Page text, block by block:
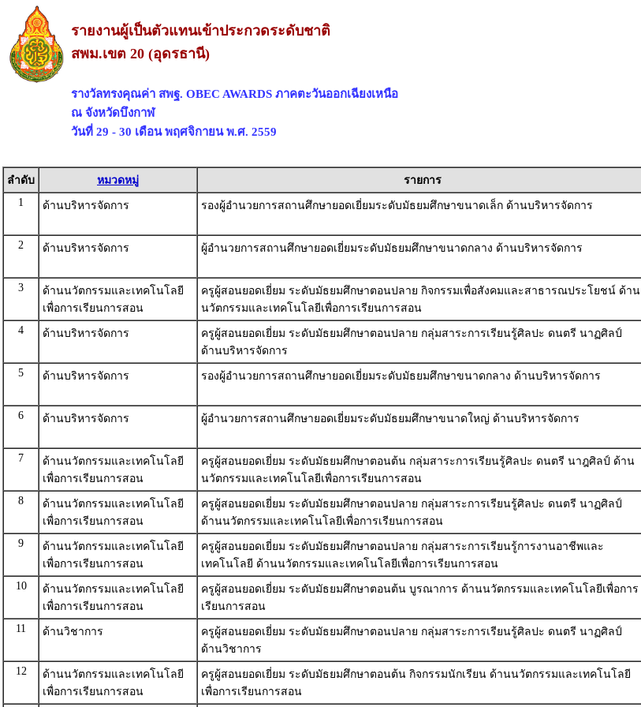
รายงานผู้เป็นตัวแทนเข้าประกวดระดับชาติ
สพม.เขต 20 (อุดรธานี)
รางวัลทรงคุณค่า สพฐ. OBEC AWARDS ภาคตะวันออกเฉียงเหนือ
ณ จังหวัดบึงกาฬ
วันที่ 29 - 30 เดือน พฤศจิกายน พ.ศ. 2559
ลำดับ หมวดหมู่ รายการ
1
ด้านบริหารจัดการ รองผู้อำนวยการสถานศึกษายอดเยี่ยมระดับมัธยมศึกษาขนาดเล็ก ด้านบริหารจัดการ
2
ด้านบริหารจัดการ ผู้อำนวยการสถานศึกษายอดเยี่ยมระดับมัธยมศึกษาขนาดกลาง ด้านบริหารจัดการ
3
ด้านนวัตกรรมและเทคโนโลยี
เพื่อการเรียนการสอน
ครูผู้สอนยอดเยี่ยม ระดับมัธยมศึกษาตอนปลาย กิจกรรมเพื่อสังคมและสาธารณประโยชน์ ด้าน
นวัตกรรมและเทคโนโลยีเพื่อการเรียนการสอน
4
ด้านบริหารจัดการ
ครูผู้สอนยอดเยี่ยม ระดับมัธยมศึกษาตอนปลาย กลุ่มสาระการเรียนรู้ศิลปะ ดนตรี นาฏศิลป์
ด้านบริหารจัดการ
5
ด้านบริหารจัดการ รองผู้อำนวยการสถานศึกษายอดเยี่ยมระดับมัธยมศึกษาขนาดกลาง ด้านบริหารจัดการ
6
ด้านบริหารจัดการ ผู้อำนวยการสถานศึกษายอดเยี่ยมระดับมัธยมศึกษาขนาดใหญ่ ด้านบริหารจัดการ
7
ด้านนวัตกรรมและเทคโนโลยี
เพื่อการเรียนการสอน
ครูผู้สอนยอดเยี่ยม ระดับมัธยมศึกษาตอนต้น กลุ่มสาระการเรียนรู้ศิลปะ ดนตรี นาฎศิลป์ ด้าน
นวัตกรรมและเทคโนโลยีเพื่อการเรียนการสอน
8
ด้านนวัตกรรมและเทคโนโลยี
เพื่อการเรียนการสอน
ครูผู้สอนยอดเยี่ยม ระดับมัธยมศึกษาตอนปลาย กลุ่มสาระการเรียนรู้ศิลปะ ดนตรี นาฏศิลป์
ด้านนวัตกรรมและเทคโนโลยีเพื่อการเรียนการสอน
9
ด้านนวัตกรรมและเทคโนโลยี
เพื่อการเรียนการสอน
ครูผู้สอนยอดเยี่ยม ระดับมัธยมศึกษาตอนปลาย กลุ่มสาระการเรียนรู้การงานอาชีพและ
เทคโนโลยี ด้านนวัตกรรมและเทคโนโลยีเพื่อการเรียนการสอน
10
ด้านนวัตกรรมและเทคโนโลยี
เพื่อการเรียนการสอน
ครูผู้สอนยอดเยี่ยม ระดับมัธยมศึกษาตอนต้น บูรณาการ ด้านนวัตกรรมและเทคโนโลยีเพื่อการ
เรียนการสอน
11
ด้านวิชาการ
ครูผู้สอนยอดเยี่ยม ระดับมัธยมศึกษาตอนปลาย กลุ่มสาระการเรียนรู้ศิลปะ ดนตรี นาฏศิลป์
ด้านวิชาการ
12
ด้านนวัตกรรมและเทคโนโลยี
เพื่อการเรียนการสอน
ครูผู้สอนยอดเยี่ยม ระดับมัธยมศึกษาตอนต้น กิจกรรมนักเรียน ด้านนวัตกรรมและเทคโนโลยี
เพื่อการเรียนการสอน